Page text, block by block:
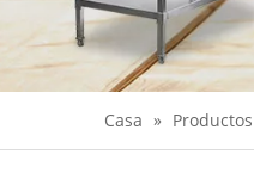
Casa » Productos